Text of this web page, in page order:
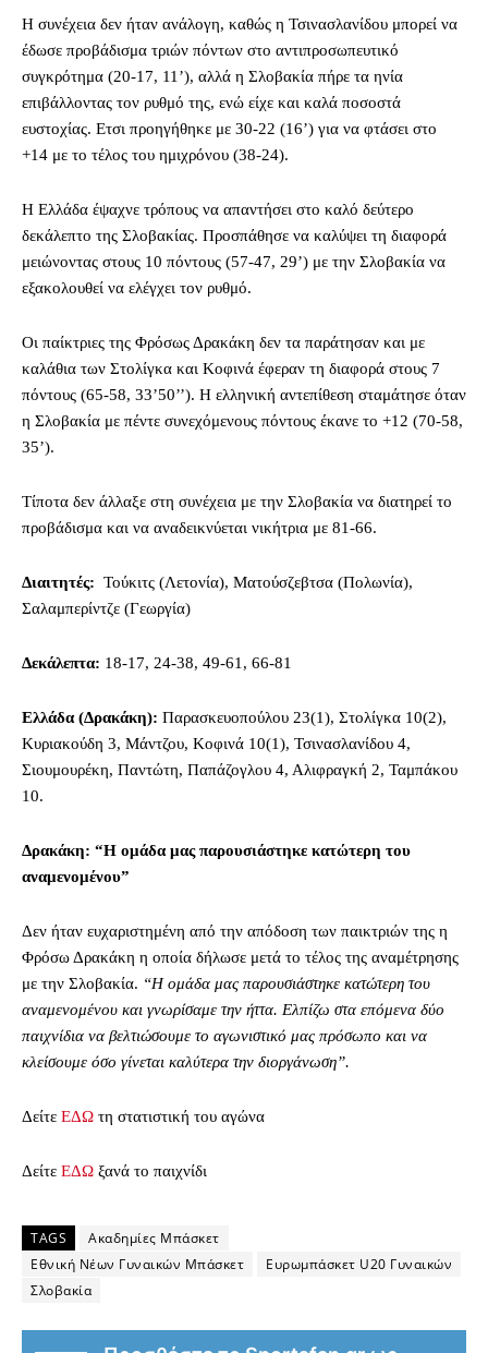
Η συνέχεια δεν ήταν ανάλογη, καθώς η Τσινασλανίδου μπορεί να
έδωσε προβάδισμα τριών πόντων στο αντιπροσωπευτικό
συγκρότημα (20-17, 11’), αλλά η Σλοβακία πήρε τα ηνία
επιβάλλοντας τον ρυθμό της, ενώ είχε και καλά ποσοστά
ευστοχίας. Ετσι προηγήθηκε με 30-22 (16’) για να φτάσει στο
+14 με το τέλος του ημιχρόνου (38-24).
Η Ελλάδα έψαχνε τρόπους να απαντήσει στο καλό δεύτερο
δεκάλεπτο της Σλοβακίας. Προσπάθησε να καλύψει τη διαφορά
μειώνοντας στους 10 πόντους (57-47, 29’) με την Σλοβακία να
εξακολουθεί να ελέγχει τον ρυθμό.
Οι παίκτριες της Φρόσως Δρακάκη δεν τα παράτησαν και με
καλάθια των Στολίγκα και Κοφινά έφεραν τη διαφορά στους 7
πόντους (65-58, 33’50’’). Η ελληνική αντεπίθεση σταμάτησε όταν
η Σλοβακία με πέντε συνεχόμενους πόντους έκανε το +12 (70-58,
35’).
Τίποτα δεν άλλαξε στη συνέχεια με την Σλοβακία να διατηρεί το
προβάδισμα και να αναδεικνύεται νικήτρια με 81-66.
Διαιτητές: Τούκιτς (Λετονία), Ματούσζεβτσα (Πολωνία),
Σαλαμπερίντζε (Γεωργία)
Δεκάλεπτα: 18-17, 24-38, 49-61, 66-81
Ελλάδα (Δρακάκη): Παρασκευοπούλου 23(1), Στολίγκα 10(2),
Κυριακούδη 3, Μάντζου, Κοφινά 10(1), Τσινασλανίδου 4,
Σιουμουρέκη, Παντώτη, Παπάζογλου 4, Αλιφραγκή 2, Ταμπάκου
10.
Δρακάκη: “Η ομάδα μας παρουσιάστηκε κατώτερη του
αναμενομένου”
Δεν ήταν ευχαριστημένη από την απόδοση των παικτριών της η
Φρόσω Δρακάκη η οποία δήλωσε μετά το τέλος της αναμέτρησης
με την Σλοβακία. “Η ομάδα μας παρουσιάστηκε κατώτερη του
αναμενομένου και γνωρίσαμε την ήττα. Ελπίζω στα επόμενα δύο
παιχνίδια να βελτιώσουμε το αγωνιστικό μας πρόσωπο και να
κλείσουμε όσο γίνεται καλύτερα την διοργάνωση”.
Δείτε ΕΔΩ τη στατιστική του αγώνα
Δείτε ΕΔΩ ξανά το παιχνίδι
TAGS
Ακαδημίες Μπάσκετ
Εθνική Νέων Γυναικών Μπάσκετ
Ευρωμπάσκετ U20 Γυναικών
Σλοβακία